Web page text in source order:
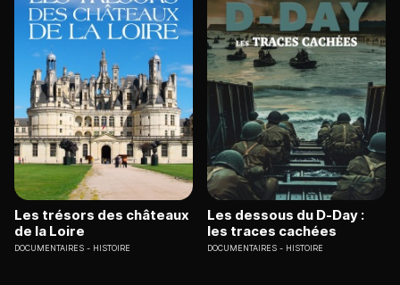
Les trésors des châteaux
de la Loire
DOCUMENTAIRES HISTOIRE
Les dessous du D-Day :
les traces cachées
DOCUMENTAIRES HISTOIRE